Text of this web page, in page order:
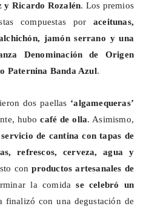
y Ricardo Rozalén. Los premios
compuestas por aceitunas,
jamón serrano y una
Denominación de Origen
Paternina Banda Azul.
dos paellas ‘algamequeras’
hubocafé de olla. Asimismo,
servicio de cantina con tapas de
refrescos, cerveza, agua y
conproductos artesanales de
la comidase celebró un
finalizó con una degustación de